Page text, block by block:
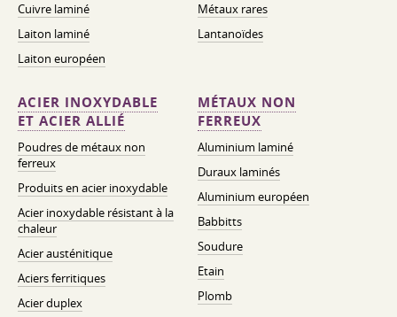
Cuivre laminé
Laiton laminé
Laiton européen
Métaux rares
Lantanoïdes
ACIER INOXYDABLE
ET ACIER ALLIÉ
Poudres de métaux non
ferreux
Produits en acier inoxydable
Acier inoxydable résistant à la
chaleur
Acier austénitique
Aciers ferritiques
Acier duplex
MÉTAUX NON
FERREUX
Aluminium laminé
Duraux laminés
Aluminium européen
Babbitts
Soudure
Etain
Plomb